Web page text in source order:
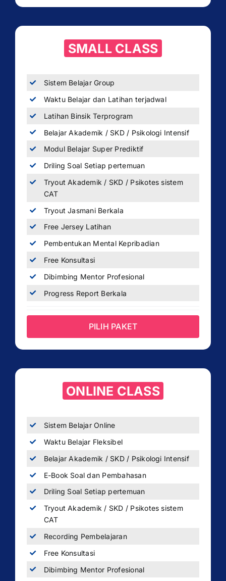
SMALL CLASS
Sistem Belajar Group
Waktu Belajar dan Latihan terjadwal
Latihan Binsik Terprogram
Belajar Akademik / SKD / Psikologi Intensif
Modul Belajar Super Prediktif
Driling Soal Setiap pertemuan
Tryout Akademik / SKD / Psikotes sistem
CAT
Tryout Jasmani Berkala
Free Jersey Latihan
Pembentukan Mental Kepribadian
Free Konsultasi
Dibimbing Mentor Profesional
Progress Report Berkala
PILIH PAKET
ONLINE CLASS
Sistem Belajar Online
Waktu Belajar Fleksibel
Belajar Akademik / SKD / Psikologi Intensif
E-Book Soal dan Pembahasan
Driling Soal Setiap pertemuan
Tryout Akademik / SKD / Psikotes sistem
CAT
Recording Pembelajaran
Free Konsultasi
Dibimbing Mentor Profesional